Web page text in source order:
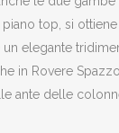
top, si
elegante
in Rovere
delle